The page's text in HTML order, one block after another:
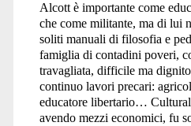
Alcott è importante come
che come militante, ma di lui
soliti manuali di filosofia e
famiglia di contadini poveri,
travagliata, difficile ma
continuo lavori precari:
educatore libertario…
avendo mezzi economici, fu